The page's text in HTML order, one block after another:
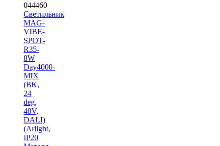
044460
Светильник
MAG-
VIBE-
SPOT-
R35-
8W
Day4000-
MIX
(BK,
24
deg,
48V,
DALI)
(Arlight,
IP20